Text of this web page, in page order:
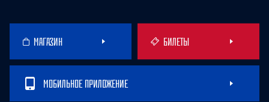
МАГАЗИН БИЛЕТЫ
МОБИЛЬНОЕ ПРИЛОЖЕНИЕ